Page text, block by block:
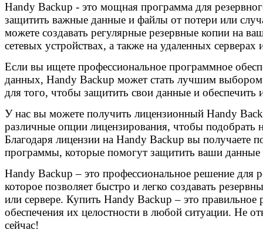
Handy Backup - это мощная программа для
защитить важные данные и файлы от потери или
можете создавать регулярные резервные копии на
сетевых устройствах, а также на удаленных серверах
Если вы ищете профессиональное программное
данных, Handy Backup может стать лучшим
для того, чтобы защитить свои данные и обеспечить
У нас вы можете получить лицензионный Handy
различные опции лицензирования, чтобы подобрать
Благодаря лицензии на Handy Backup вы получаете
программы, которые помогут защитить ваши
Handy Backup – это профессиональное решение для
которое позволяет быстро и легко создавать
или сервере. Купить Handy Backup – это
обеспечения их целостности в любой ситуации. Не
сейчас!